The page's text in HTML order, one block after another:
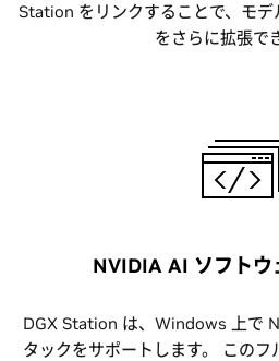
Station をリンクすることで、モ
をさらに拡張で
NVIDIA AI ソフトウ
DGX Station は、Windows 上で
タックをサポートします。 この